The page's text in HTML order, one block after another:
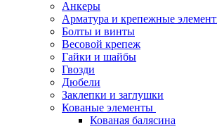
Анкеры
Арматура и крепежные
Болты и винты
Весовой крепеж
Гайки и шайбы
Гвозди
Дюбели
Заклепки и заглушки
Кованые элементы
Кованая балясина